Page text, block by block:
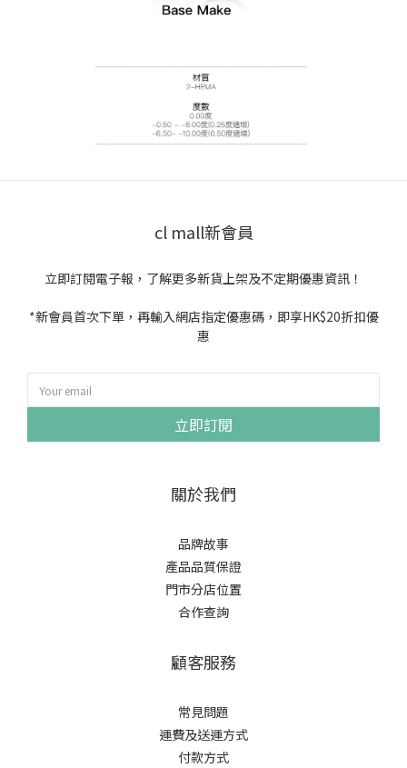
cl mall新會員
立即訂閱電子報，了解更多新貨上架及不定期優惠資訊！
*新會員首次下單，再輸入網店指定優惠碼，即享HK$20折扣優
惠
立即訂閱
關於我們
品牌故事
產品品質保證
門市分店位置
合作查詢
顧客服務
常見問題
運費及送運方式
付款方式